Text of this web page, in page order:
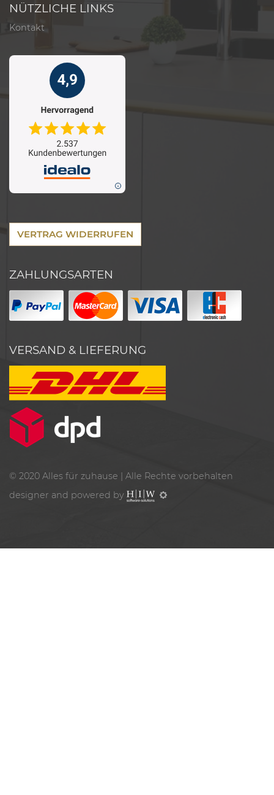
NÜTZLICHE LINKS
Kontakt
VERTRAG WIDERRUFEN
ZAHLUNGSARTEN
VERSAND & LIEFERUNG
© 2020 Alles für zuhause | Alle Rechte vorbehalten
designer and powered by